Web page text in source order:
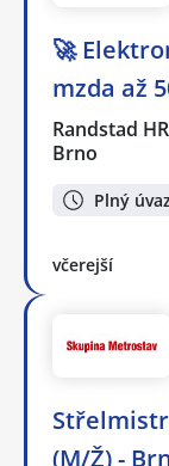
🚀
mzda až
Randstad
Brno
Plný
včerejší
(M/Ž) -